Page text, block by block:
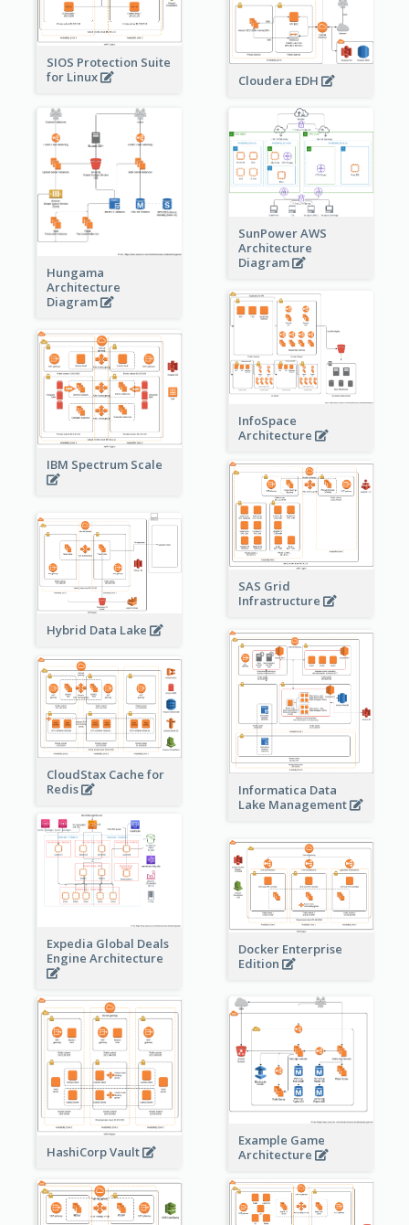
SIOS Protection Suite
for Linux
Cloudera EDH
Hungama
Architecture
Diagram
SunPower AWS
Architecture
Diagram
InfoSpace
Architecture
IBM Spectrum Scale
SAS Grid
Infrastructure
Hybrid Data Lake
Informatica Data
Lake Management
CloudStax Cache for
Redis
Expedia Global Deals
Engine Architecture
Docker Enterprise
Edition
HashiCorp Vault
Example Game
Architecture